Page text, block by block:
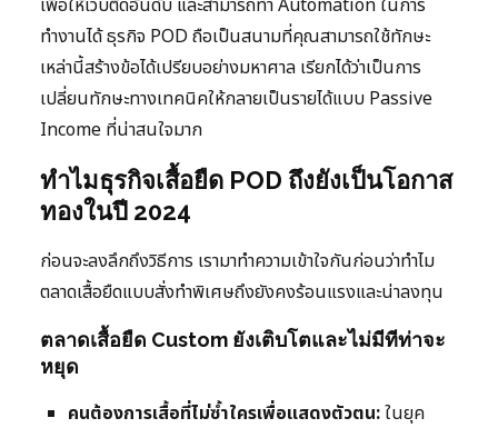
เพื่อให้เว็บติดอันดับ และสามารถทำ Automation ในการ
ทำงานได้ ธุรกิจ POD ถือเป็นสนามที่คุณสามารถใช้ทักษะ
เหล่านี้สร้างข้อได้เปรียบอย่างมหาศาล เรียกได้ว่าเป็นการ
เปลี่ยนทักษะทางเทคนิคให้กลายเป็นรายได้แบบ Passive
Income ที่น่าสนใจมาก
ทำไมธุรกิจเสื้อยืด POD ถึงยังเป็นโอกาส
ทองในปี 2024
ก่อนจะลงลึกถึงวิธีการ เรามาทำความเข้าใจกันก่อนว่าทำไม
ตลาดเสื้อยืดแบบสั่งทำพิเศษถึงยังคงร้อนแรงและน่าลงทุน
ตลาดเสื้อยืด Custom ยังเติบโตและไม่มีทีท่าจะ
หยุด
คนต้องการเสื้อที่ไม่ซ้ำใครเพื่อแสดงตัวตน:ในยุค